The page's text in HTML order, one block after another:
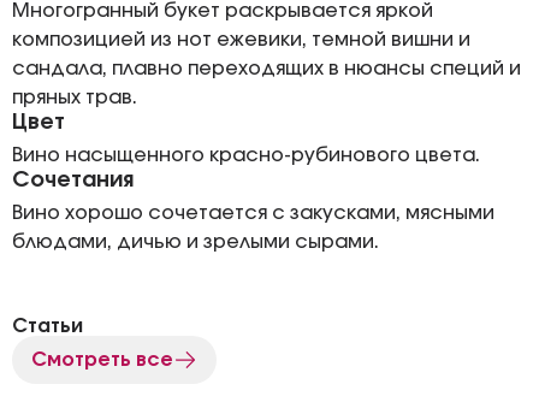
Многогранный букет раскрывается яркой
композицией из нот ежевики, темной вишни и
сандала, плавно переходящих в нюансы специй и
пряных трав.
Цвет
Вино насыщенного красно-рубинового цвета.
Сочетания
Вино хорошо сочетается с закусками, мясными
блюдами, дичью и зрелыми сырами.
Статьи
Смотреть все